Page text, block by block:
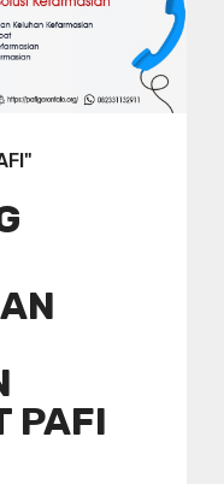
PAFI